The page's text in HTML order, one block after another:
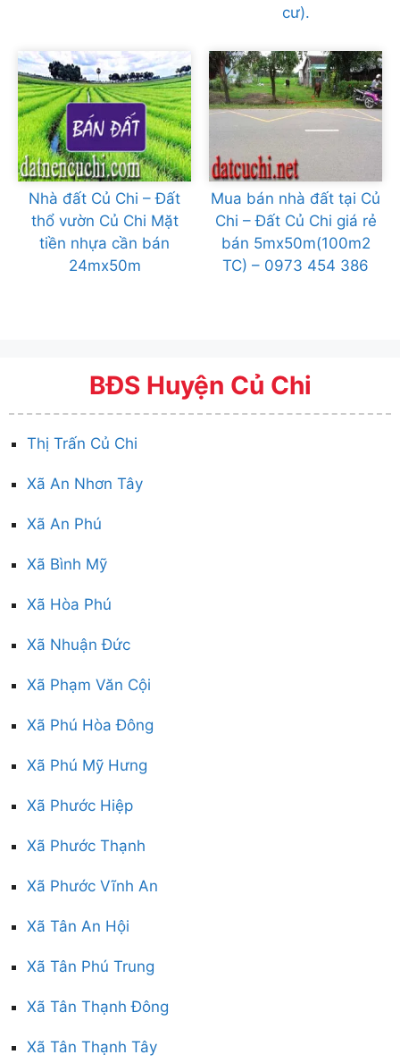
cư).
Nhà đất Củ Chi – Đất
thổ vườn Củ Chi Mặt
tiền nhựa cần bán
24mx50m
Mua bán nhà đất tại Củ
Chi – Đất Củ Chi giá rẻ
bán 5mx50m(100m2
TC) – 0973 454 386
BĐS Huyện Củ Chi
Thị Trấn Củ Chi
Xã An Nhơn Tây
Xã An Phú
Xã Bình Mỹ
Xã Hòa Phú
Xã Nhuận Đức
Xã Phạm Văn Cội
Xã Phú Hòa Đông
Xã Phú Mỹ Hưng
Xã Phước Hiệp
Xã Phước Thạnh
Xã Phước Vĩnh An
Xã Tân An Hội
Xã Tân Phú Trung
Xã Tân Thạnh Đông
Xã Tân Thạnh Tây